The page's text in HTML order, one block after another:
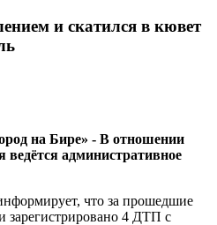
и скатился в кювет
на Бире» - В отношении
ведётся административное
что за прошедшие
зарегистрировано 4 ДТП с